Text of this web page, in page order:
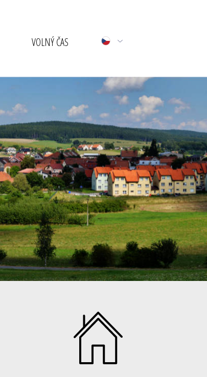
VOLNÝ ČAS